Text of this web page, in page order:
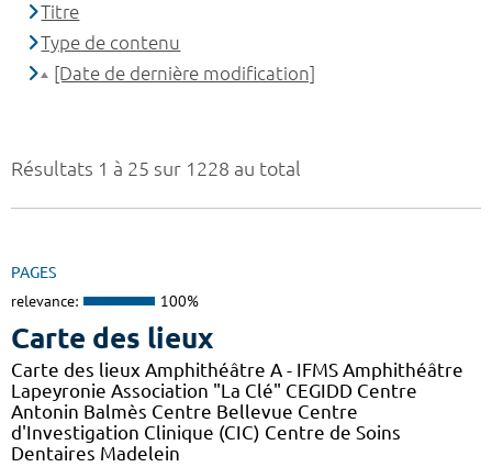
Résultats 1 à 25 sur 1228 au total
PAGES
relevance: 100%
Carte des lieux
Carte des lieux Amphithéâtre A - IFMS Amphithéâtre
Lapeyronie Association "La Clé" CEGIDD Centre
Antonin Balmès Centre Bellevue Centre
d'Investigation Clinique (CIC) Centre de Soins
Dentaires Madelein
Titre
Type de contenu
[Date de dernière modification]